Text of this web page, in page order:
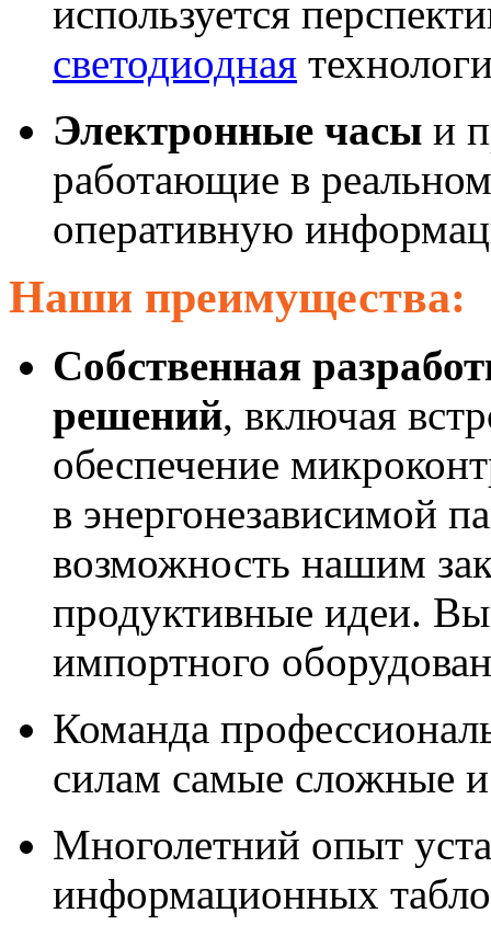
используется
светодиодная
Электронные часы и
работающие в
оперативную
Наши преимущества:
Собственная
решений, включая
обеспечение
в энергонезависимой
возможность нашим
продуктивные идеи.
импортного
Команда
силам самые сложные
Многолетний опыт
информационных